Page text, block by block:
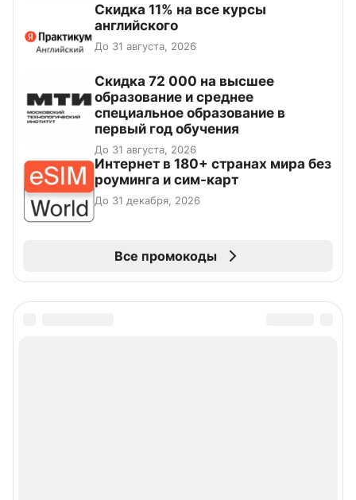
Скидка 11% на все курсы
английского
До 31 августа, 2026
Скидка 72 000 на высшее
образование и среднее
специальное образование в
первый год обучения
До 31 августа, 2026
Интернет в 180+ странах мира без
роуминга и сим-карт
До 31 декабря, 2026
Все промокоды